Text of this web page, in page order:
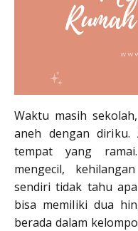
Waktu masih
aneh dengan
tempat yang
mengecil,
sendiri tidak tahu
bisa memiliki dua
berada dalam